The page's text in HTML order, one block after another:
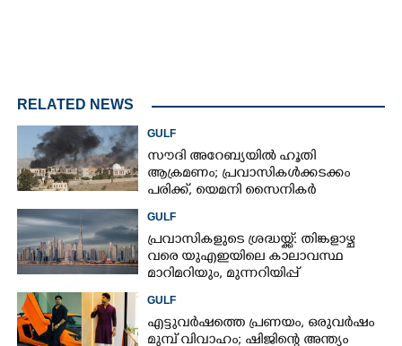
RELATED NEWS
GULF
സൗദി അറേബ്യയിൽ ഹൂതി
ആക്രമണം; പ്രവാസികൾക്കടക്കം
പരിക്ക്, യെമനി സൈനികർ
GULF
പ്രവാസികളുടെ ശ്രദ്ധയ്ക്ക്: തിങ്കളാഴ്ച
വരെ യുഎഇയിലെ കാലാവസ്ഥ
മാറിമറിയും, മുന്നറിയിപ്പ്
GULF
എട്ടുവർഷത്തെ പ്രണയം,​ ഒരുവർഷം
മുമ്പ് വിവാഹം; ഷിജിന്റെ അന്ത്യം